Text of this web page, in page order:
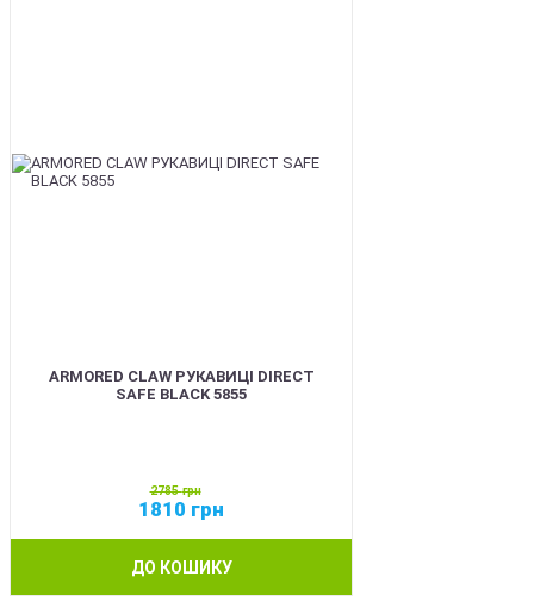
ARMORED CLAW РУКАВИЦІ DIRECT
SAFE BLACK 5855
2785грн
1810 грн
ДО КОШИКУ